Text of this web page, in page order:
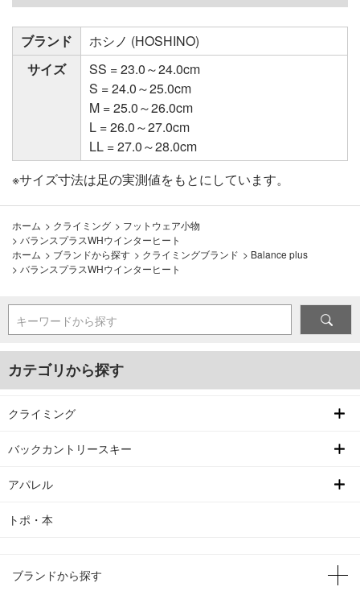
ブランド
ホシノ (HOSHINO)
サイズ
SS = 23.0～24.0cm
S = 24.0～25.0cm
M = 25.0～26.0cm
L = 26.0～27.0cm
LL = 27.0～28.0cm
※サイズ寸法は足の実測値をもとにしています。
ホーム > クライミング > フットウェア小物
> バランスプラスWHウインターヒート
ホーム > ブランドから探す > クライミングブランド > Balance plus
> バランスプラスWHウインターヒート
キーワードから探す
カテゴリから探す
クライミング
バックカントリースキー
アパレル
トポ・本
ブランドから探す